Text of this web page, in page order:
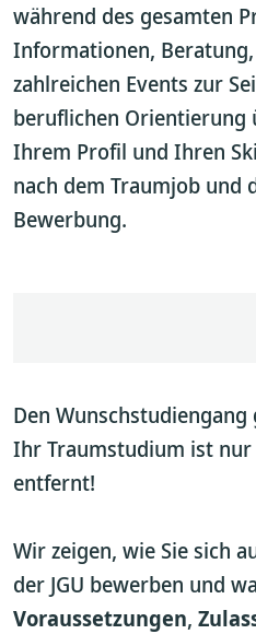
während des gesamten
Informationen,
zahlreichen Events zur
beruflichen Orientierung
Ihrem Profil und Ihren
nach dem Traumjob und
Bewerbung.
Den Wunschstudiengang
Ihr Traumstudium ist
entfernt!
Wir zeigen, wie Sie sich
der JGU bewerben und
Voraussetzungen,